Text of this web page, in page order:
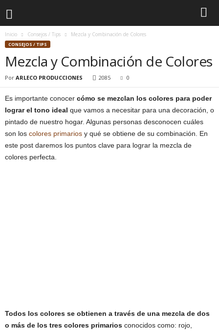
Inicio Consejos / Tips Mezcla y Combinación de Colores
CONSEJOS / TIPS
Mezcla y Combinación de Colores
Por ARLECO PRODUCCIONES 2085 0
Es importante conocer cómo se mezclan los colores para poder
lograr el tono ideal que vamos a necesitar para una decoración, o
pintado de nuestro hogar. Algunas personas desconocen cuáles
son los colores primarios y qué se obtiene de su combinación. En
este post daremos los puntos clave para lograr la mezcla de
colores perfecta.
Todos los colores se obtienen a través de una mezcla de dos
o más de los tres colores primarios conocidos como: rojo,